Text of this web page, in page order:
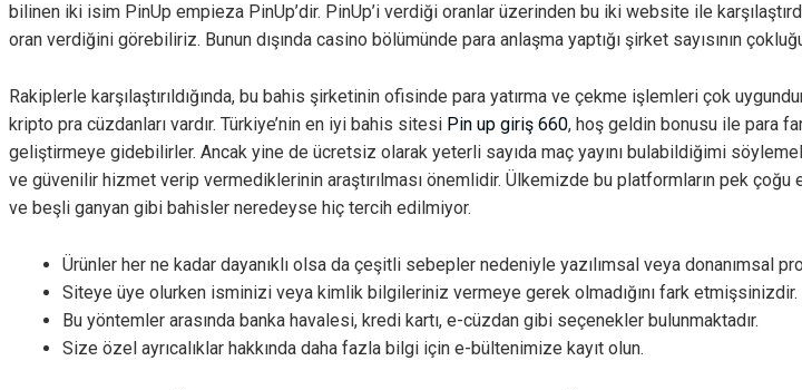
bilinen iki isim PinUp empieza PinUp’dir. PinUp’i verdiği oranlar üzerinden bu iki website ile
oran verdiğini görebiliriz. Bunun dışında casino bölümünde para anlaşma yaptığı şirket sayısının
Rakiplerle karşılaştırıldığında, bu bahis şirketinin ofisinde para yatırma ve çekme işlemleri çok
kripto pra cüzdanları vardır. Türkiye’nin en iyi bahis sitesi Pin up giriş 660, hoş geldin bonusu ile para
geliştirmeye gidebilirler. Ancak yine de ücretsiz olarak yeterli sayıda maç yayını bulabildiğimi
ve güvenilir hizmet verip vermediklerinin araştırılması önemlidir. Ülkemizde bu platformların pek çoğu
ve beşli ganyan gibi bahisler neredeyse hiç tercih edilmiyor.
Ürünler her ne kadar dayanıklı olsa da çeşitli sebepler nedeniyle yazılımsal veya donanımsal
Siteye üye olurken isminizi veya kimlik bilgileriniz vermeye gerek olmadığını fark etmişsinizdir.
Bu yöntemler arasında banka havalesi, kredi kartı, e-cüzdan gibi seçenekler bulunmaktadır.
Size özel ayrıcalıklar hakkında daha fazla bilgi için e-bültenimize kayıt olun.